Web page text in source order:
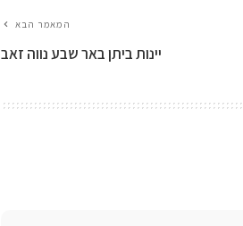
המאמר הבא
יינות ביתן באר שבע נווה זאב